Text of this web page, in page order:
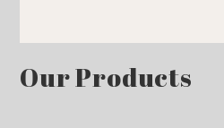
Our Products